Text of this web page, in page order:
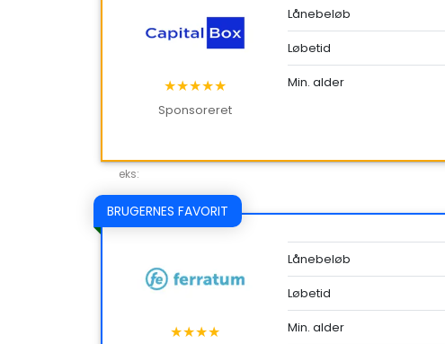
★★★★★
Sponsoreret
Lånebeløb
Løbetid
Min. alder
eks:
BRUGERNES FAVORIT
★★★★
Lånebeløb
Løbetid
Min. alder